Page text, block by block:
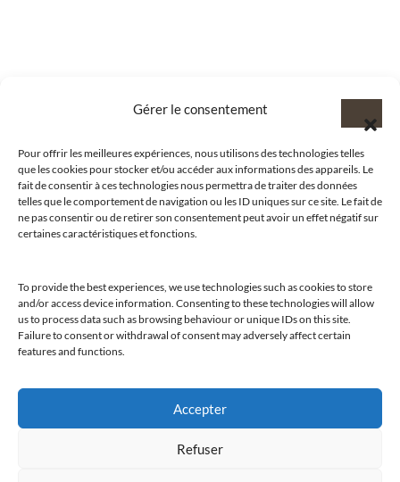
Gérer le consentement
Pour offrir les meilleures expériences, nous utilisons des technologies telles
que les cookies pour stocker et/ou accéder aux informations des appareils. Le
fait de consentir à ces technologies nous permettra de traiter des données
telles que le comportement de navigation ou les ID uniques sur ce site. Le fait de
ne pas consentir ou de retirer son consentement peut avoir un effet négatif sur
certaines caractéristiques et fonctions.
To provide the best experiences, we use technologies such as cookies to store
and/or access device information. Consenting to these technologies will allow
us to process data such as browsing behaviour or unique IDs on this site.
Failure to consent or withdrawal of consent may adversely affect certain
features and functions.
Accepter
Refuser
@clubamilcar
LUXURY SELECTIONS BY CLUB AMILCAR